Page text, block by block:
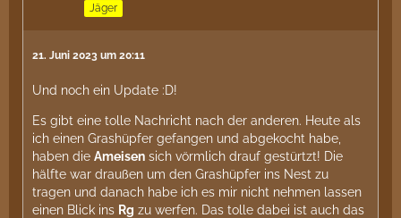
Jäger
21. Juni 2023 um 20:11
Und noch ein Update :D!
Es gibt eine tolle Nachricht nach der anderen. Heute als
ich einen Grashüpfer gefangen und abgekocht habe,
haben die Ameisen sich vörmlich drauf gestürtzt! Die
hälfte war draußen um den Grashüpfer ins Nest zu
tragen und danach habe ich es mir nicht nehmen lassen
einen Blick ins Rg zu werfen. Das tolle dabei ist auch das